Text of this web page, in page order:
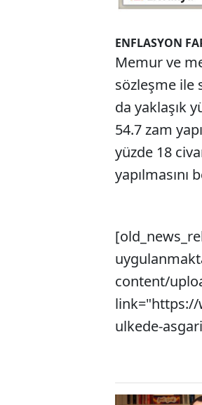
ENFLASYON
Memur ve
sözleşme ile
da yaklaşık
54.7 zam
yüzde 18
yapılmasını
content/
ulkede-